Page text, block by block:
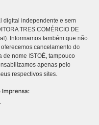
digital independente e sem
TRES COMÉRCIO DE
Informamos também que não
cancelamento do
de nome ISTOÉ, tampouco
apenas pelo
respectivos sites.
Imprensa: